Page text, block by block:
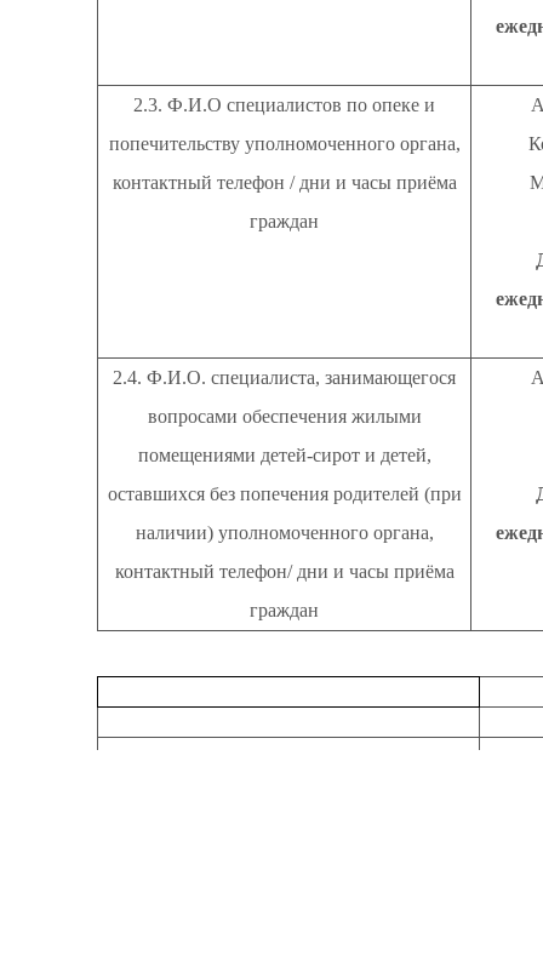
2.3. Ф.И.О специалистов по опеке и
попечительству уполномоченного органа,
контактный телефон / дни и часы приёма
граждан
2.4. Ф.И.О. специалиста, занимающегося
вопросами обеспечения жилыми
помещениями детей-сирот и детей,
оставшихся без попечения родителей (при
наличии) уполномоченного органа,
контактный телефон/ дни и часы приёма
граждан